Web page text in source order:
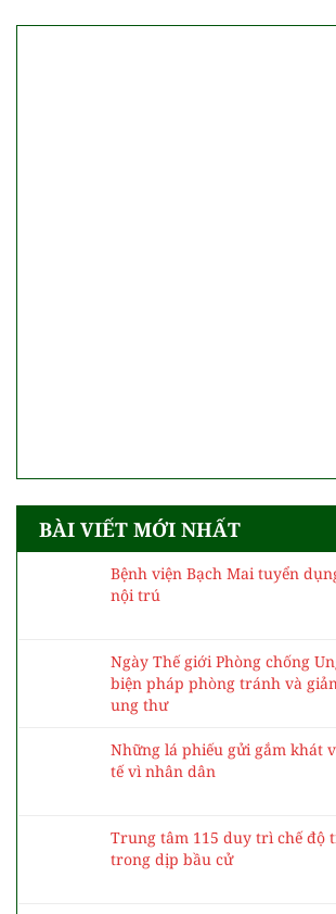
BÀI VIẾT MỚI NHẤT
Bệnh viện Bạch Mai tuyển
nội trú
Ngày Thế giới Phòng chống
biện pháp phòng tránh và
ung thư
Những lá phiếu gửi gắm khát
tế vì nhân dân
Trung tâm 115 duy trì chế độ
trong dịp bầu cử